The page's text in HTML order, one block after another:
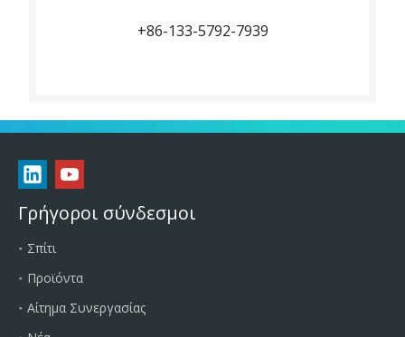
+86-133-5792-7939
Γρήγοροι σύνδεσμοι
Σπίτι
Προϊόντα
Αίτημα Συνεργασίας